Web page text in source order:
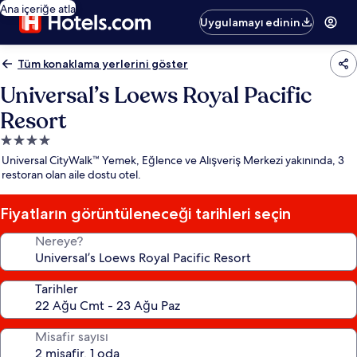
Ana içeriğe atla
Uygulamayı edinin
Tüm konaklama yerlerini göster
Universal’s Loews Royal Pacific
Resort
4.0
yıldızlı
konaklama
yeri
Universal CityWalk™ Yemek, Eğlence ve Alışveriş Merkezi yakınında, 3
restoran olan aile dostu otel.
Fiyatların görüntüleneceği tarihleri seçin
Nereye?
Tarihler
Misafir sayısı